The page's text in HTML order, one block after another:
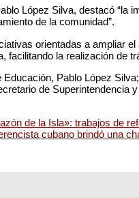
López Silva, destacó “la
de la comunidad”.
orientadas a ampliar
facilitando la realización de
Pablo López
de
de la Isla»: trabajos de
cubano brindó una